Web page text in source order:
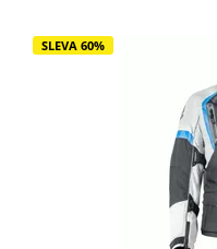
SLEVA 60%